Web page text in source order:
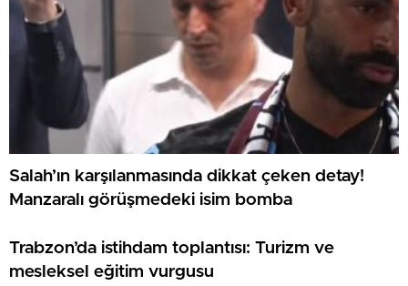
Salah’ın karşılanmasında dikkat çeken detay!
Manzaralı görüşmedeki isim bomba
Trabzon’da istihdam toplantısı: Turizm ve
mesleksel eğitim vurgusu